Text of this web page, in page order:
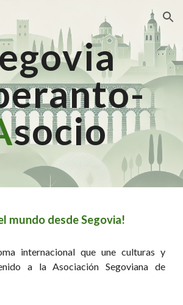
Skip to navigation
socio
mundo desde Segovia!
internacional que une culturas y
a la Asociación Segoviana de